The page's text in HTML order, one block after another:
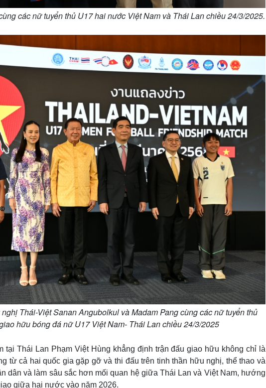
các nữ tuyển thủ U17 hai nước Việt Nam và Thái Lan chiều 24/3/2025.
Thái-Việt Sanan Angubolkul và Madam Pang cùng các nữ tuyển thủ
hữu bóng đá nữ U17 Việt Nam- Thái Lan chiều 24/3/2025
tại Thái Lan Phạm Việt Hùng khẳng định trận đấu giao hữu không chỉ là
từ cả hai quốc gia gặp gỡ và thi đấu trên tinh thần hữu nghị, thể thao và
dân và làm sâu sắc hơn mối quan hệ giữa Thái Lan và Việt Nam, hướng
giữa hai nước vào năm 2026.